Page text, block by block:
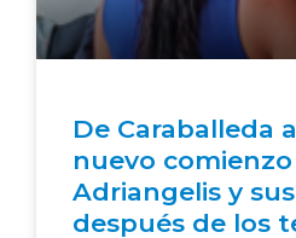
De Caraballeda
nuevo
Adriangelis y
después de los